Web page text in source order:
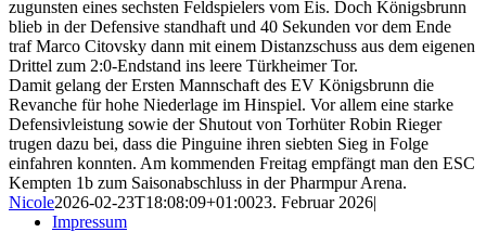
zugunsten eines sechsten Feldspielers vom Eis. Doch Königsbrunn
blieb in der Defensive standhaft und 40 Sekunden vor dem Ende
traf Marco Citovsky dann mit einem Distanzschuss aus dem eigenen
Drittel zum 2:0-Endstand ins leere Türkheimer Tor.
Damit gelang der Ersten Mannschaft des EV Königsbrunn die
Revanche für hohe Niederlage im Hinspiel. Vor allem eine starke
Defensivleistung sowie der Shutout von Torhüter Robin Rieger
trugen dazu bei, dass die Pinguine ihren siebten Sieg in Folge
einfahren konnten. Am kommenden Freitag empfängt man den ESC
Kempten 1b zum Saisonabschluss in der Pharmpur Arena.
Nicole2026-02-23T18:08:09+01:0023. Februar 2026|
Impressum